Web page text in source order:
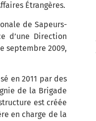
Étrangères.
de Sapeurs-
d’une Direction
septembre 2009,
en 2011 par des
de la Brigade
est créée
en charge de la